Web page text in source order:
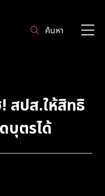
ค้นหา
สปส.ให้สิทธิ
บุตรได้